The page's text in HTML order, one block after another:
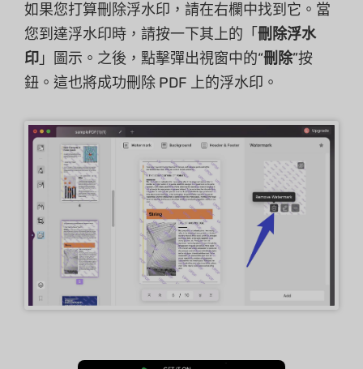
如果您打算刪除浮水印，請在右欄中找到它。當
您到達浮水印時，請按一下其上的「 刪除浮水
印 」圖示。之後，點擊彈出視窗中的“刪除”按
鈕。這也將成功刪除 PDF 上的浮水印。